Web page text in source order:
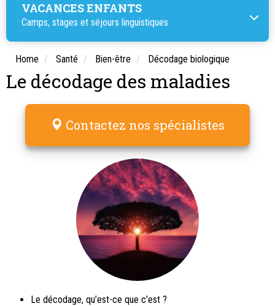
VACANCES ENFANTS
Camps, stages et séjours linguistiques
Home Santé Bien-être Décodage biologique
Le décodage des maladies
Contactez nos spécialistes
Le décodage, qu’est-ce que c’est ?